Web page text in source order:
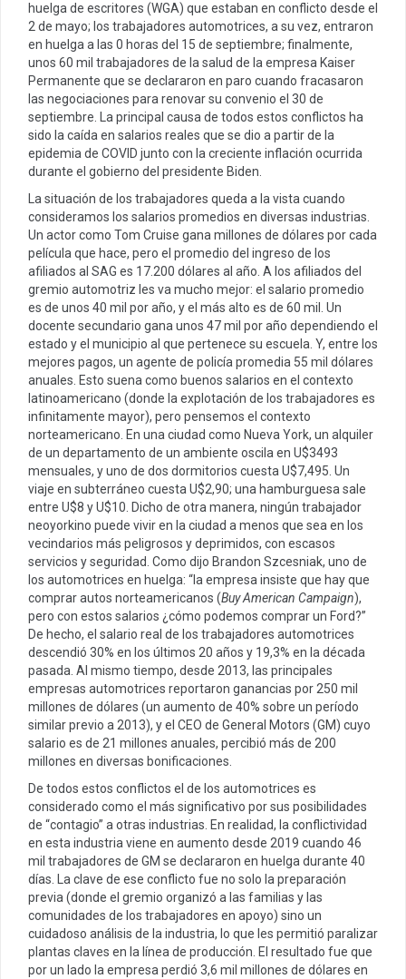
huelga de escritores (WGA) que estaban en conflicto desde el
2 de mayo; los trabajadores automotrices, a su vez, entraron
en huelga a las 0 horas del 15 de septiembre; finalmente,
unos 60 mil trabajadores de la salud de la empresa Kaiser
Permanente que se declararon en paro cuando fracasaron
las negociaciones para renovar su convenio el 30 de
septiembre. La principal causa de todos estos conflictos ha
sido la caída en salarios reales que se dio a partir de la
epidemia de COVID junto con la creciente inflación ocurrida
durante el gobierno del presidente Biden.
La situación de los trabajadores queda a la vista cuando
consideramos los salarios promedios en diversas industrias.
Un actor como Tom Cruise gana millones de dólares por cada
película que hace, pero el promedio del ingreso de los
afiliados al SAG es 17.200 dólares al año. A los afiliados del
gremio automotriz les va mucho mejor: el salario promedio
es de unos 40 mil por año, y el más alto es de 60 mil. Un
docente secundario gana unos 47 mil por año dependiendo el
estado y el municipio al que pertenece su escuela. Y, entre los
mejores pagos, un agente de policía promedia 55 mil dólares
anuales. Esto suena como buenos salarios en el contexto
latinoamericano (donde la explotación de los trabajadores es
infinitamente mayor), pero pensemos el contexto
norteamericano. En una ciudad como Nueva York, un alquiler
de un departamento de un ambiente oscila en U$3493
mensuales, y uno de dos dormitorios cuesta U$7,495. Un
viaje en subterráneo cuesta U$2,90; una hamburguesa sale
entre U$8 y U$10. Dicho de otra manera, ningún trabajador
neoyorkino puede vivir en la ciudad a menos que sea en los
vecindarios más peligrosos y deprimidos, con escasos
servicios y seguridad. Como dijo Brandon Szcesniak, uno de
los automotrices en huelga: “la empresa insiste que hay que
comprar autos norteamericanos (Buy American Campaign),
pero con estos salarios ¿cómo podemos comprar un Ford?”
De hecho, el salario real de los trabajadores automotrices
descendió 30% en los últimos 20 años y 19,3% en la década
pasada. Al mismo tiempo, desde 2013, las principales
empresas automotrices reportaron ganancias por 250 mil
millones de dólares (un aumento de 40% sobre un período
similar previo a 2013), y el CEO de General Motors (GM) cuyo
salario es de 21 millones anuales, percibió más de 200
millones en diversas bonificaciones.
De todos estos conflictos el de los automotrices es
considerado como el más significativo por sus posibilidades
de “contagio” a otras industrias. En realidad, la conflictividad
en esta industria viene en aumento desde 2019 cuando 46
mil trabajadores de GM se declararon en huelga durante 40
días. La clave de ese conflicto fue no solo la preparación
previa (donde el gremio organizó a las familias y las
comunidades de los trabajadores en apoyo) sino un
cuidadoso análisis de la industria, lo que les permitió paralizar
plantas claves en la línea de producción. El resultado fue que
por un lado la empresa perdió 3,6 mil millones de dólares en